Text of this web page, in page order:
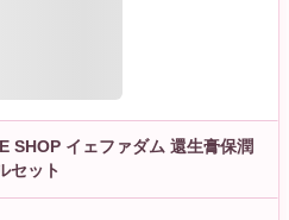
SHOP イェファダム 還生膏保潤
セット